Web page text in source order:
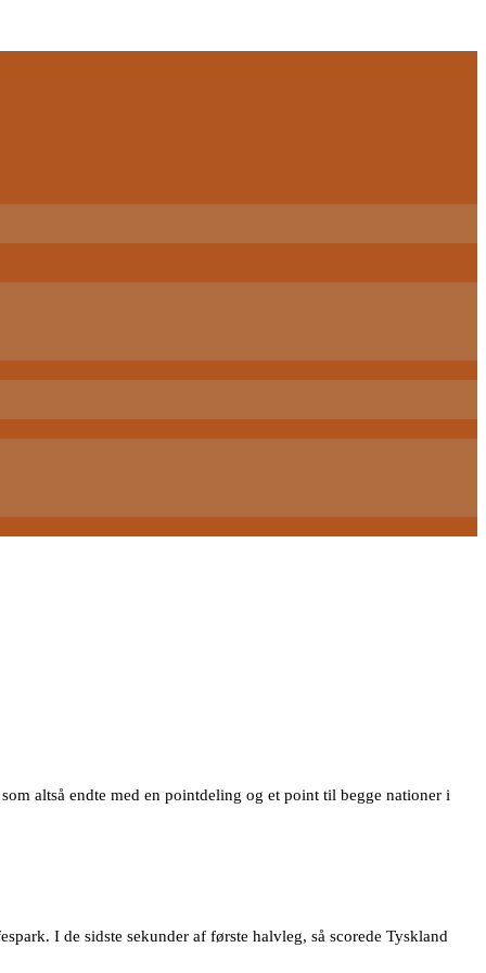
altså endte med en pointdeling og et point til begge nationer i
I de sidste sekunder af første halvleg, så scorede Tyskland